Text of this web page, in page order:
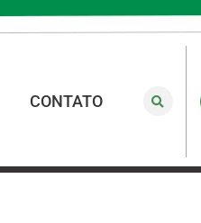
CONTATO